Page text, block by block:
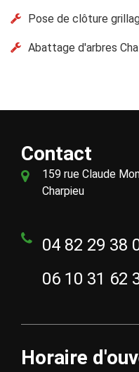
Pose de clôture
Abattage d'arbres
Contact
159 rue Claude
Charpieu
04 82 29 38
06 10 31 62
Horaire